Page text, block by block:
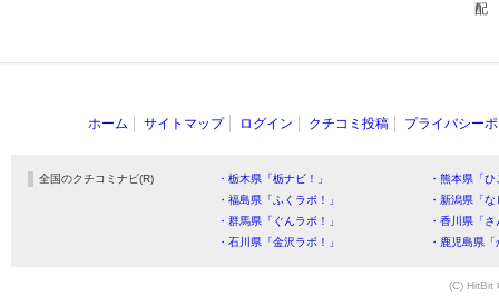
配
ホーム サイトマップ ログイン クチコミ投稿 プライバシー
全国のクチコミナビ(R) ・栃木県「栃ナビ！」
・熊本県「
・福島県「ふくラボ！」
・新潟県「
・群馬県「ぐんラボ！」
・香川県「
・石川県「金沢ラボ！」
・鹿児島県
(C) HitBit